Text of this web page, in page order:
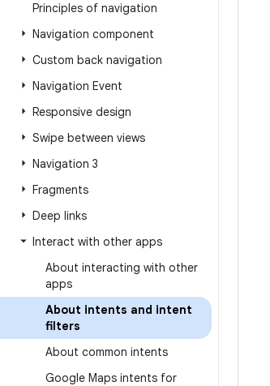
Principles of navigation
Navigation component
Custom back navigation
Navigation Event
Responsive design
Swipe between views
Navigation 3
Fragments
Deep links
Interact with other apps
About interacting with other
apps
About intents and intent
filters
About common intents
Google Maps intents for